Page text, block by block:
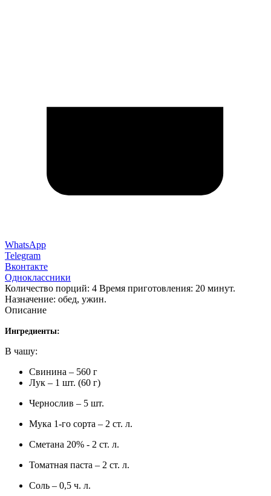
WhatsApp
Telegram
Вконтакте
Одноклассники
Количество порций: 4 Время приготовления: 20 минут.
Назначение: обед, ужин.
Описание
Ингредиенты:
В чашу:
Свинина – 560 г
Лук – 1 шт. (60 г)
Чернослив – 5 шт.
Мука 1-го сорта – 2 ст. л.
Сметана 20% - 2 ст. л.
Томатная паста – 2 ст. л.
Соль – 0,5 ч. л.